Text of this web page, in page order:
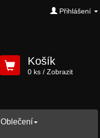
Přihlášení
Košík
0 ks/ Zobrazit
Oblečení